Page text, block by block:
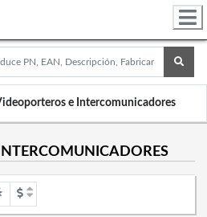
e Intercomunicadores